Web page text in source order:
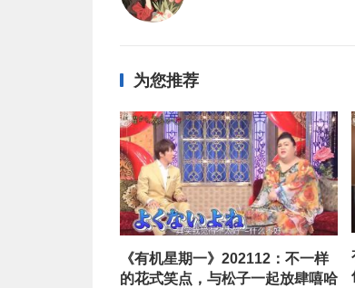
为您推荐
《有机星期一》202112：不一样
的花式笑点，与松子一起放肆嘻哈